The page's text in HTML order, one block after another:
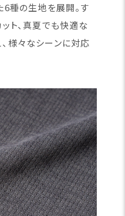
6種の生地を展開。す
ト、真夏でも快適な
様々なシーンに対応